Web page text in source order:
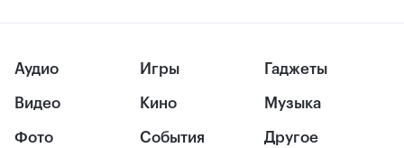
Аудио
Видео
Фото
Игры
Кино
События
Гаджеты
Музыка
Другое